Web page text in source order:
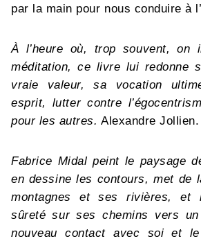
par la main pour nous conduire à
À l’heure où, trop souvent, on
méditation, ce livre lui redonne
vraie valeur, sa vocation
esprit, lutter contre
pour les autres. Alexandre Jollien.
Fabrice Midal peint le paysage
en dessine les contours, met de
montagnes et ses rivières, et
sûreté sur ses chemins vers
nouveau contact avec soi et le